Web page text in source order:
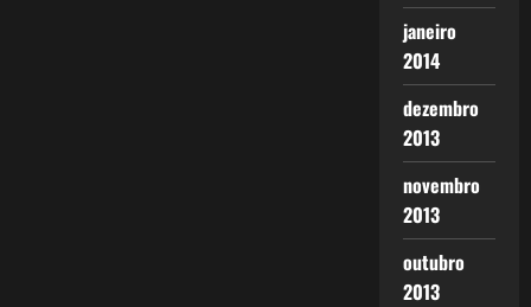
janeiro
2014
dezembro
2013
novembro
2013
outubro
2013